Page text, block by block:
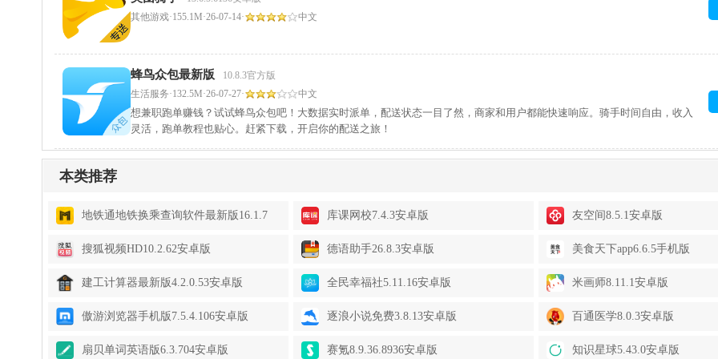
其他游戏·155.1M·26-07-14· 中文
蜂鸟众包最新版
10.8.3官方版
生活服务·132.5M·26-07-27· 中文
想兼职跑单赚钱？试试蜂鸟众包吧！大数据实时派单，配送状态一目了然，商家和用户都能快速响应。骑手时间自由，收入
灵活，跑单教程也贴心。赶紧下载，开启你的配送之旅！
本类推荐
地铁通地铁换乘查询软件最新版16.1.7
安卓版
库课网校7.4.3安卓版 友空间8.5.1安卓版
搜狐视频HD10.2.62安卓版 德语助手26.8.3安卓版 美食天下app6.6.5手机版
建工计算器最新版4.2.0.53安卓版 全民幸福社5.11.16安卓版 米画师8.11.1安卓版
傲游浏览器手机版7.5.4.106安卓版 逐浪小说免费3.8.13安卓版 百通医学8.0.3安卓版
扇贝单词英语版6.3.704安卓版 赛氪8.9.36.8936安卓版 知识星球5.43.0安卓版